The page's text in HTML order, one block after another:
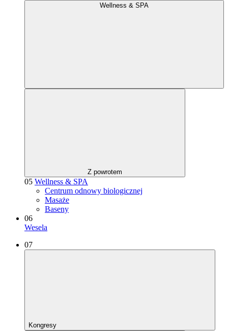
Wellness & SPA
Z powrotem
05 Wellness & SPA
Centrum odnowy biologicznej
Masaże
Baseny
06
Wesela
07
Kongresy